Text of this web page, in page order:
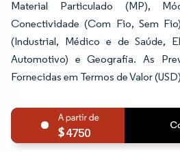
Material Particulado (MP),
Conectividade (Com Fio, Sem
(Industrial, Médico e de Saúde,
Automotivo) e Geografia. As
Fornecidas em Termos de Valor
4750